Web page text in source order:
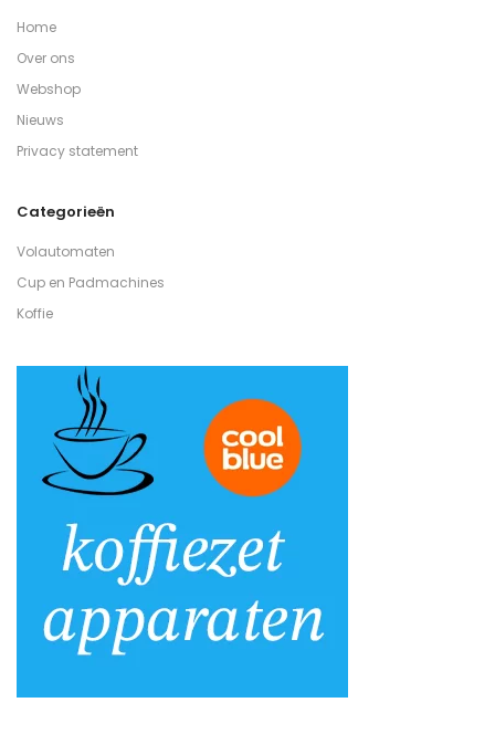
Home
Over ons
Webshop
Nieuws
Privacy statement
Categorieën
Volautomaten
Cup en Padmachines
Koffie